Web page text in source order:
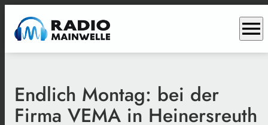
menu
Endlich Montag: bei der
Firma VEMA in Heinersreuth